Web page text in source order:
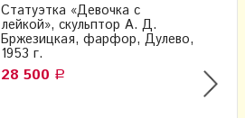
Статуэтка «Девочка с
лейкой», скульптор А. Д.
Бржезицкая, фарфор, Дулево,
1953 г.
28 500 Р